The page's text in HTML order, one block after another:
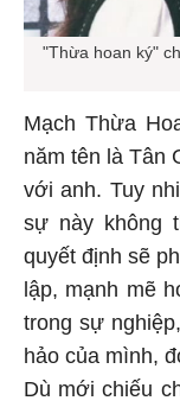
"Thừa hoan ký"
Mạch Thừa
năm tên là Tân
với anh. Tuy
sự này không
quyết định sẽ
lập, mạnh mẽ
trong sự
hảo của mình,
Dù mới chiếu